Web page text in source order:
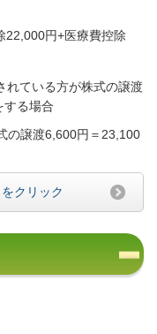
22,000円+医療費控除
れている方が株式の譲渡
する場合
の譲渡6,600円＝23,100
クリック